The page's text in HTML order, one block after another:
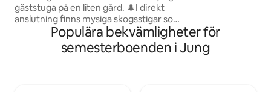
gäststuga på en liten gård. 🌲I direkt
anslutning finns mysiga skogsstigar som
leder både till naturreservatet Lunnelid
och till Råda Vy med dess fina
friluftsområde för vandring, cykling och
liten bastu.
med bäckar,
del, växthus, fruktträd,
utsikt över skog
Populära bekvämligheter för
semesterboenden i Jung